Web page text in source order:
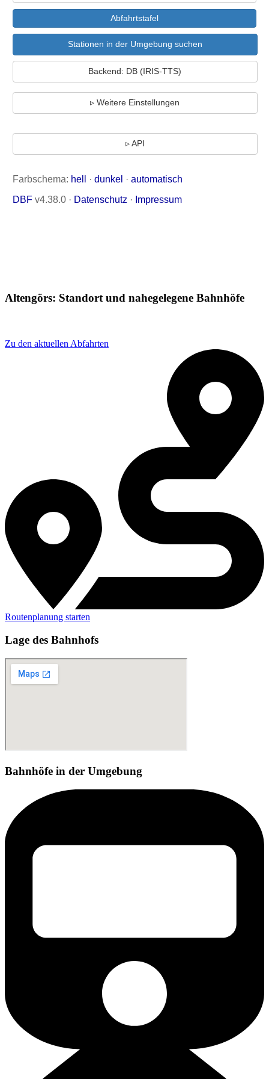
Altengörs: Standort und nahegelegene Bahnhöfe
Zu den aktuellen Abfahrten
Routenplanung starten
Lage des Bahnhofs
Bahnhöfe in der Umgebung